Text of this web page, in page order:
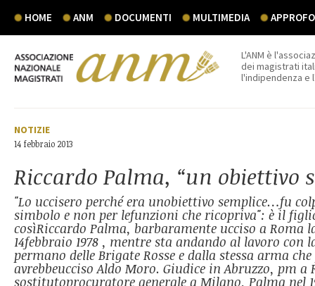
HOME ANM DOCUMENTI MULTIMEDIA
L'ANM è
dei magistrati
l'indipendenza e
NOTIZIE
14 febbraio 2013
Riccardo Palma, “un obiettivo
"Lo uccisero perché era unobiettivo semplice…fu
simbolo e non per lefunzioni che ricopriva": è il
cosìRiccardo Palma, barbaramente ucciso a Roma
14febbraio 1978 , mentre sta andando al lavoro con
permano delle Brigate Rosse e dalla stessa arma
avrebbeucciso Aldo Moro. Giudice in Abruzzo, pm a
sostitutoprocuratore generale a Milano, Palma nel